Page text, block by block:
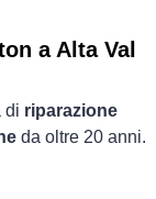
a Alta Val
di riparazione
da oltre 20 anni.